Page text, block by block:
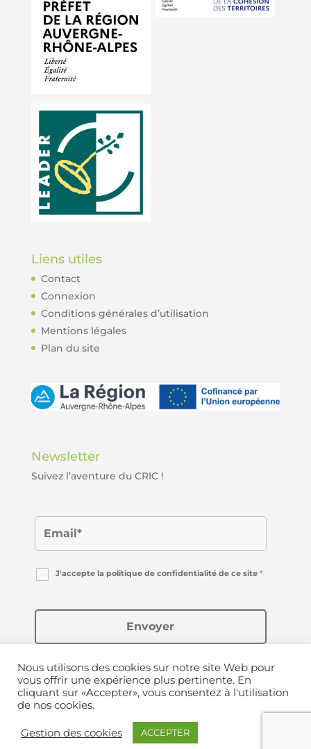
Liens utiles
Contact
Connexion
Conditions générales d’utilisation
Mentions légales
Plan du site
Newsletter
Suivez l’aventure du CRIC !
J'accepte la politique de confidentialité de ce site *
Copyright © 2020-2024 Le Cric | Créé avec ❤ par
Appiweb
Nous utilisons des cookies sur notre site Web pour
vous offrir une expérience plus pertinente. En
cliquant sur «Accepter», vous consentez à l'utilisation
de nos cookies.
Gestion des cookies ACCEPTER